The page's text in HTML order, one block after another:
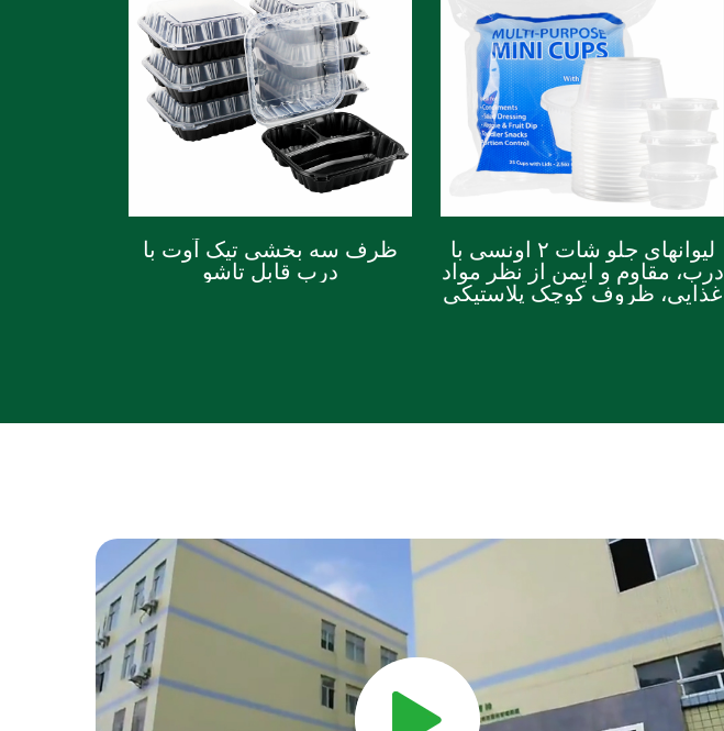
لیوانهای جلو شات ۲ اونسی با
درب، مقاوم و ایمن از نظر مواد
غذایی، ظروف کوچک پلاستیکی
ظرف سه بخشی تیک آوت با
درب قابل تاشو